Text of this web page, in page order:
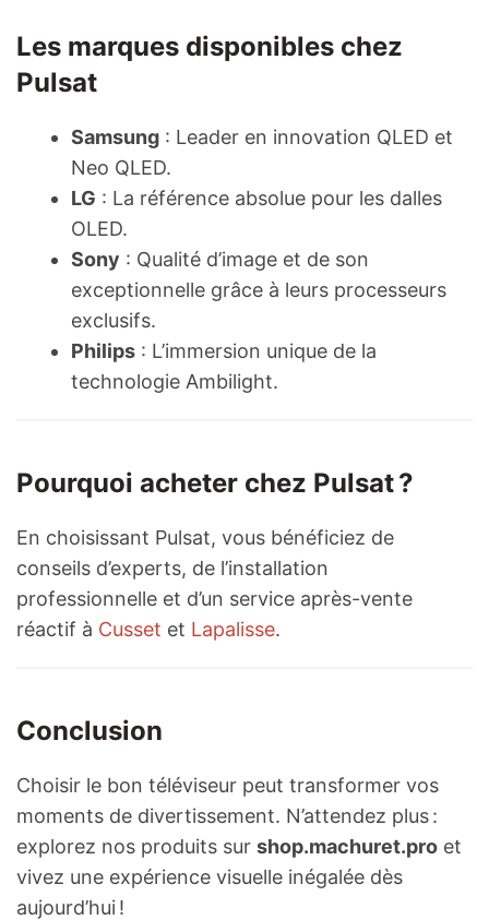
Les marques disponibles chez
Pulsat
Samsung : Leader en innovation QLED et
Neo QLED.
LG : La référence absolue pour les dalles
OLED.
Sony : Qualité d’image et de son
exceptionnelle grâce à leurs processeurs
exclusifs.
Philips : L’immersion unique de la
technologie Ambilight.
Pourquoi acheter chez Pulsat ?
En choisissant Pulsat, vous bénéficiez de
conseils d’experts, de l’installation
professionnelle et d’un service après-vente
réactif à Cusset et Lapalisse.
Conclusion
Choisir le bon téléviseur peut transformer vos
moments de divertissement. N’attendez plus :
explorez nos produits sur shop.machuret.pro et
vivez une expérience visuelle inégalée dès
aujourd’hui !